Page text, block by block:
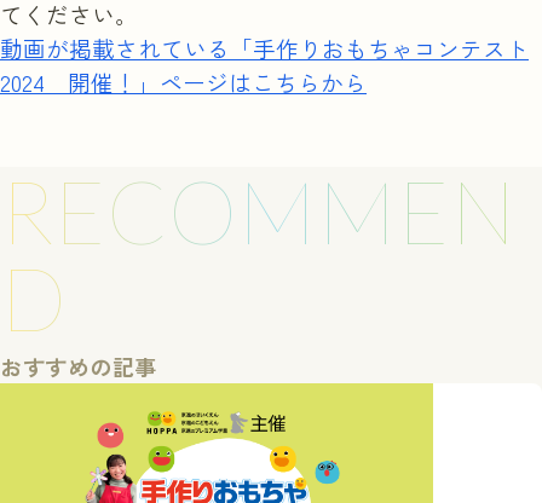
てください。
動画が掲載されている「手作りおもちゃコンテスト
2024 開催！」ページはこちらから
RECOMMEN
D
おすすめの記事